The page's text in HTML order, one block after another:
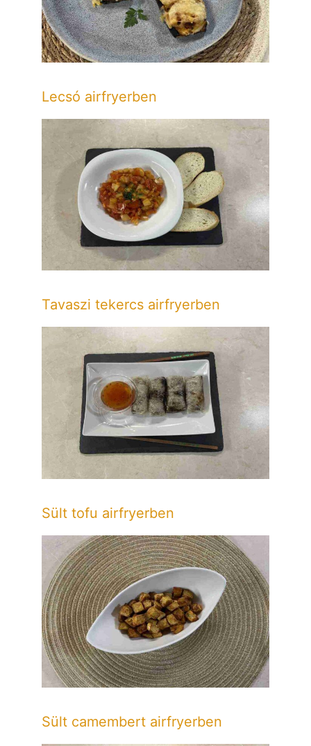
Lecsó airfryerben
Tavaszi tekercs airfryerben
Sült tofu airfryerben
Sült camembert airfryerben